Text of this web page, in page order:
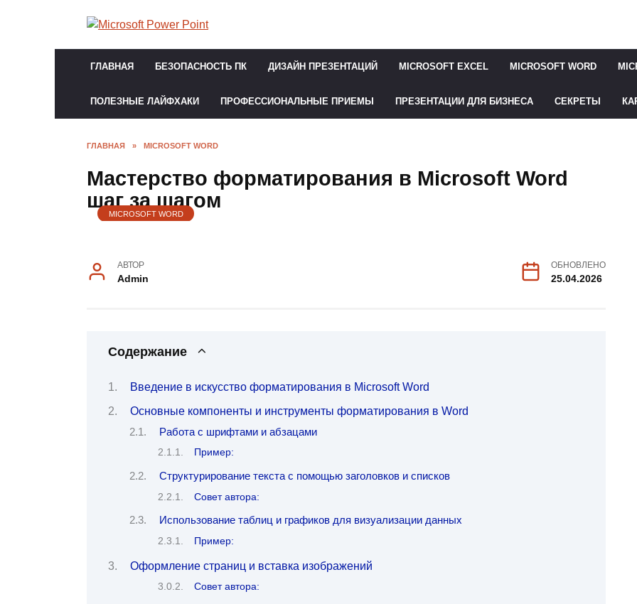
ГЛАВНАЯ БЕЗОПАСНОСТЬ ПК ДИЗАЙН ПРЕЗЕНТАЦИЙ MICROSOFT EXCEL MICROSOFT WORD
ПОЛЕЗНЫЕ ЛАЙФХАКИ ПРОФЕССИОНАЛЬНЫЕ ПРИЕМЫ ПРЕЗЕНТАЦИИ ДЛЯ БИЗНЕСА СЕКРЕТЫ
ГЛАВНАЯ » MICROSOFT WORD
Мастерство форматирования в Microsoft Word
шаг за шагом
MICROSOFT WORD
АВТОР
Admin
ОБНОВЛЕНО
25.04.2026
Содержание
Введение в искусство форматирования в Microsoft Word
Основные компоненты и инструменты форматирования в Word
Работа с шрифтами и абзацами
Пример:
Структурирование текста с помощью заголовков и списков
Совет автора:
Использование таблиц и графиков для визуализации данных
Пример:
Оформление страниц и вставка изображений
Совет автора: